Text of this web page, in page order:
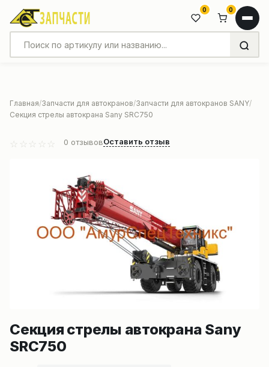
0 0
Главная Запчасти для автокранов Запчасти для автокранов SANY
Секция стрелы автокрана Sany SRC750
0 отзывовОставить отзыв
Секция стрелы автокрана Sany
SRC750